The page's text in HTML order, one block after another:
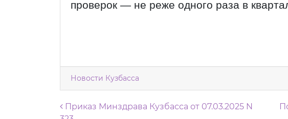
проверок — не реже одного раза в
Новости Кузбасса
Навигация по записям
Приказ Минздрава Кузбасса от 07.03.2025 N